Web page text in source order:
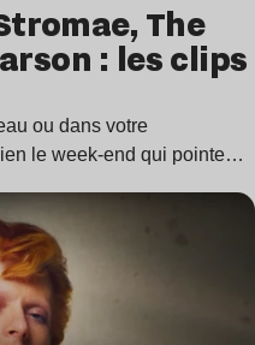
The
: les clips
ou dans votre
le week-end qui pointe…